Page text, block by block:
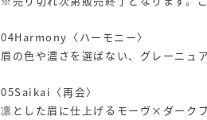
04Harmony〈ハーモニー〉
眉の色や濃さを選ばない、グレーニュ
05Saikai〈再会〉
凛とした眉に仕上げるモーヴ×ダーク